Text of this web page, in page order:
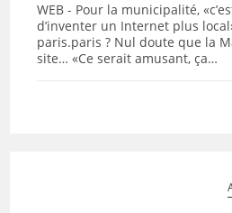
WEB - Pour la municipalité,
d’inventer un Internet plus
paris.paris ? Nul doute que la
site… «Ce serait amusant, ça…